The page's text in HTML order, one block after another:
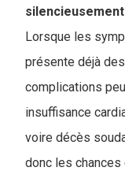
silencieusement
Lorsque les
présente déjà
complications
insuffisance
voire décès
donc les